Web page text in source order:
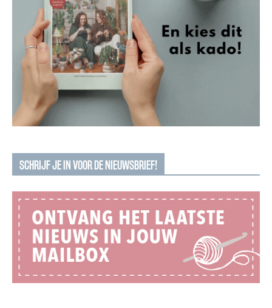
SCHRIJF JE IN VOOR DE NIEUWSBRIEF!